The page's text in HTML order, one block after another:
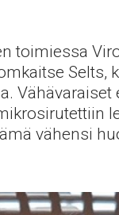
toimiessa
Selts,
vähensi